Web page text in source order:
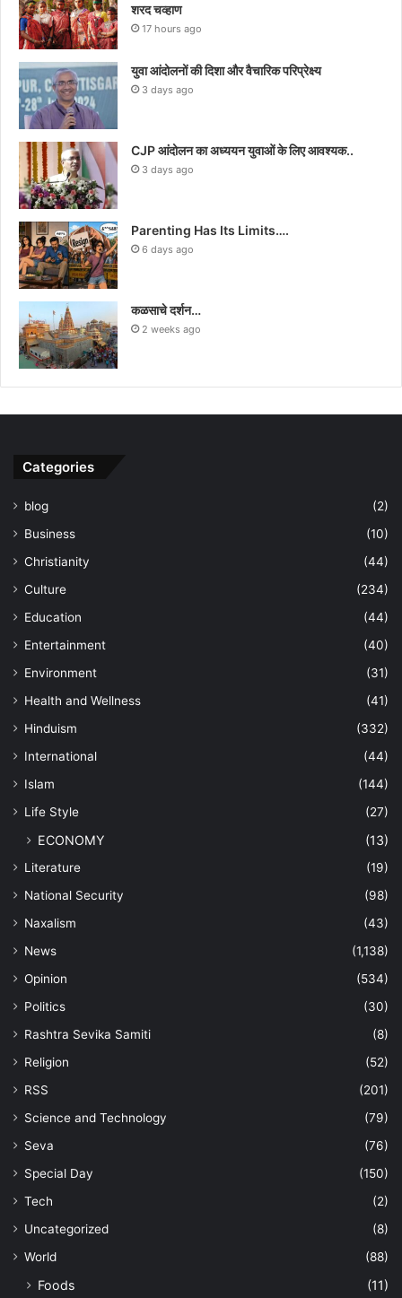
शरद चव्हाण
17 hours ago
युवा आंदोलनों की दिशा और वैचारिक परिप्रेक्ष्य
3 days ago
CJP आंदोलन का अध्ययन युवाओं के लिए आवश्यक..
3 days ago
Parenting Has Its Limits….
6 days ago
कळसाचे दर्शन…
2 weeks ago
Categories
blog
(2)
Business
(10)
Christianity
(44)
Culture
(234)
Education
(44)
Entertainment
(40)
Environment
(31)
Health and Wellness
(41)
Hinduism
(332)
International
(44)
Islam
(144)
Life Style
(27)
ECONOMY (13)
Literature
(19)
National Security
(98)
Naxalism
(43)
News
(1,138)
Opinion
(534)
Politics
(30)
Rashtra Sevika Samiti
(8)
Religion
(52)
RSS
(201)
Science and Technology
(79)
Seva
(76)
Special Day
(150)
Tech
(2)
Uncategorized
(8)
World
(88)
Foods
(11)